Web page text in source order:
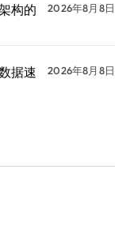
构的
2026年8月8日
据速
2026年8月8日